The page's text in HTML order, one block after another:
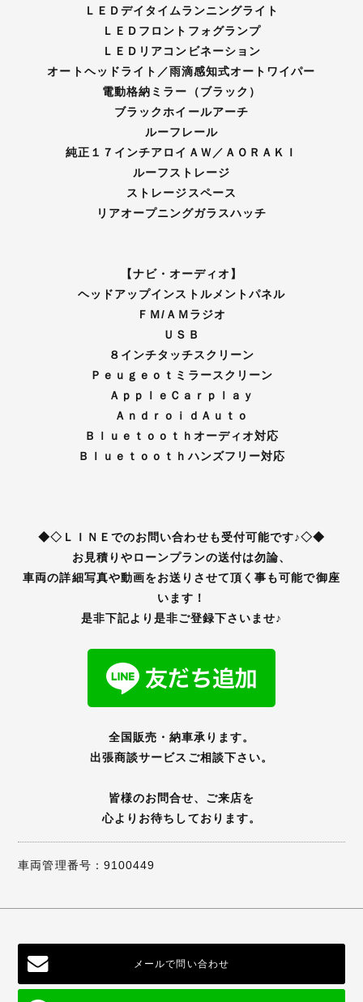
ＬＥＤデイタイムランニングライト
ＬＥＤフロントフォグランプ
ＬＥＤリアコンビネーション
オートヘッドライト／雨滴感知式オートワイパー
電動格納ミラー（ブラック）
ブラックホイールアーチ
ルーフレール
純正１７インチアロイＡＷ／ＡＯＲＡＫＩ
ルーフストレージ
ストレージスペース
リアオープニングガラスハッチ
【ナビ・オーディオ】
ヘッドアップインストルメントパネル
ＦＭ/ＡＭラジオ
ＵＳＢ
８インチタッチスクリーン
Ｐｅｕｇｅｏｔミラースクリーン
ＡｐｐｌｅＣａｒｐｌａｙ
ＡｎｄｒｏｉｄＡｕｔｏ
Ｂｌｕｅｔｏｏｔｈオーディオ対応
Ｂｌｕｅｔｏｏｔｈハンズフリー対応
◆◇ＬＩＮＥでのお問い合わせも受付可能です♪◇◆
お見積りやローンプランの送付は勿論、
車両の詳細写真や動画をお送りさせて頂く事も可能で御座
います！
是非下記より是非ご登録下さいませ♪
全国販売・納車承ります。
出張商談サービスご相談下さい。
皆様のお問合せ、ご来店を
心よりお待ちしております。
車両管理番号：9100449
メールで問い合わせ